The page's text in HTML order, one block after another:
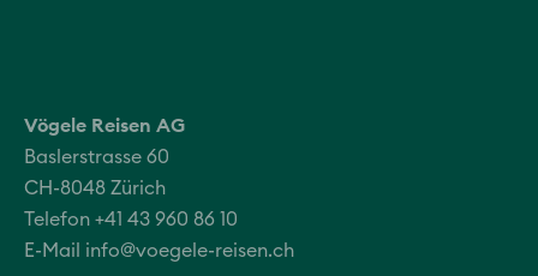
Vögele Reisen AG
Baslerstrasse 60
CH-8048 Zürich
Telefon +41 43 960 86 10
E-Mail info@voegele-reisen.ch